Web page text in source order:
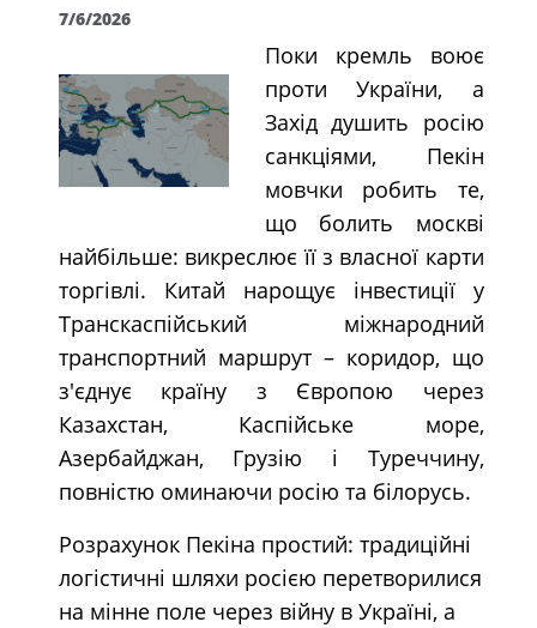
7/6/2026
Поки кремль воює
проти України, а
Захід душить росію
санкціями, Пекін
мовчки робить те,
що болить москві
найбільше: викреслює її з власної карти
торгівлі. Китай нарощує інвестиції у
Транскаспійський міжнародний
транспортний маршрут – коридор, що
з'єднує країну з Європою через
Казахстан, Каспійське море,
Азербайджан, Грузію і Туреччину,
повністю оминаючи росію та білорусь.
Розрахунок Пекіна простий: традиційні
логістичні шляхи росією перетворилися
на мінне поле через війну в Україні, а